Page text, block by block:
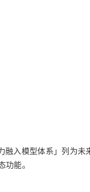
入模型体系」列为未
能。